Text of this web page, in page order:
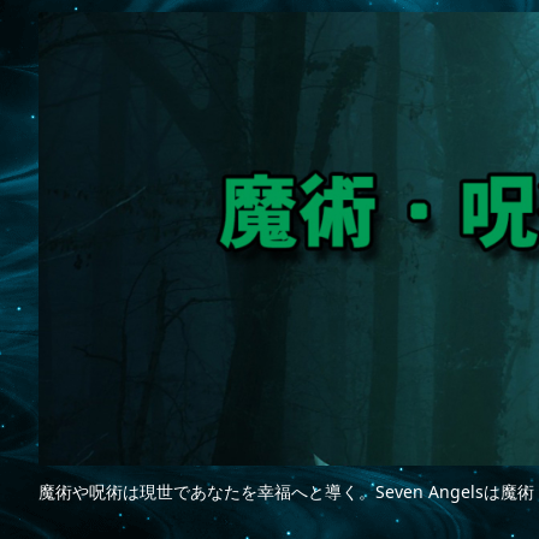
魔術や呪術は現世であなたを幸福へと導く。Seven Angelsは魔